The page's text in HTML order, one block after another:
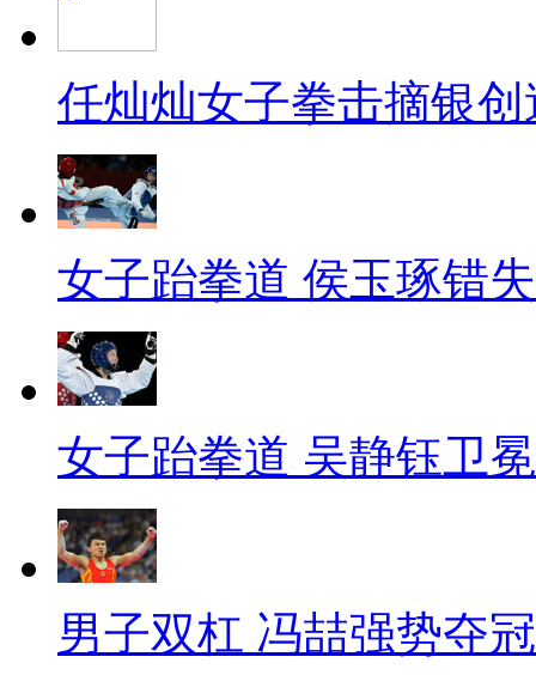
任灿灿女子拳击摘银
女子跆拳道 侯玉琢错
女子跆拳道 吴静钰卫冕
男子双杠 冯喆强势夺冠